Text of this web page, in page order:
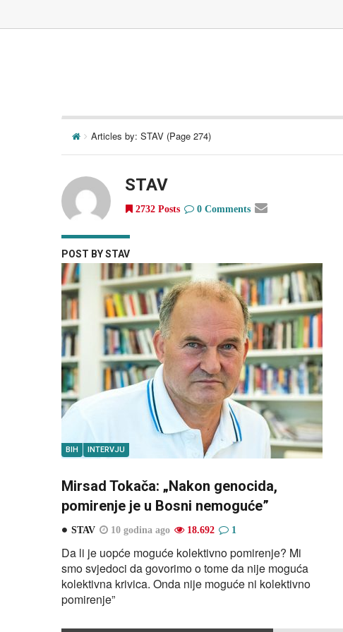
Articles by: STAV (Page 274)
STAV
2732 Posts 0 Comments
POST BY STAV
BIH INTERVJU
Mirsad Tokača: „Nakon genocida,
pomirenje je u Bosni nemoguće”
STAV 10 godina ago 18.692 1
Da li je uopće moguće kolektivno pomirenje? Mi
smo svjedoci da govorimo o tome da nije moguća
kolektivna krivica. Onda nije moguće ni kolektivno
pomirenje”